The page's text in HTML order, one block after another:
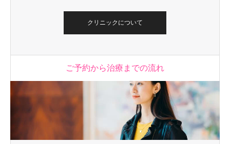
クリニックについて
ご予約から治療までの流れ